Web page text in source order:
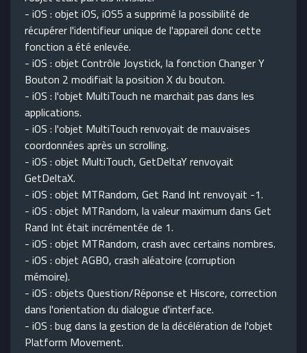
- iOS : objet iOS, iOS5 a supprimé la possibilité de
récupérer l'identifieur unique de l'appareil donc cette
fonction a été enlevée.
- iOS : objet Contrôle Joystick, la fonction Changer Y
Bouton 2 modifiait la position X du bouton.
- iOS : l'objet MultiTouch ne marchait pas dans les
applications.
- iOS : l'objet MultiTouch renvoyait de mauvaises
coordonnées après un scrolling.
- iOS : objet MultiTouch, GetDeltaY renvoyait
GetDeltaX.
- iOS : objet MTRandom, Get Rand Int renvoyait -1.
- iOS : objet MTRandom, la valeur maximum dans Get
Rand Int était incrémentée de 1.
- iOS : objet MTRandom, crash avec certains nombres.
- iOS : objet AGBO, crash aléatoire (corruption
mémoire).
- iOS : objets Question/Réponse et Hiscore, correction
dans l'orientation du dialogue d'interface.
- iOS : bug dans la gestion de la décélération de l'objet
Platform Movement.